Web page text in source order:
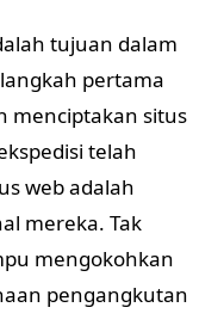
tujuan dalam
pertama
menciptakan situs
telah
web adalah
mereka. Tak
mengokohkan
pengangkutan